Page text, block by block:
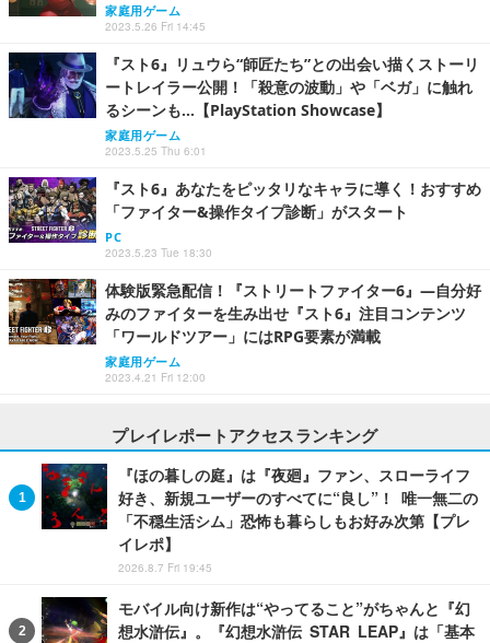
家庭用ゲーム
2023.5.26 Fri 14:45
『スト6』リュウら“師匠たち”との出会い描くストーリ
ートレイラー公開！「殺意の波動」や「ベガ」に触れ
るシーンも…【PlayStation Showcase】
家庭用ゲーム
2023.5.25 Thu 6:01
『スト6』あなたをピッタリなキャラに導く！おすすめ
「ファイター&操作タイプ診断」がスタート
PC
2023.5.23 Tue 18:30
体験版緊急配信！『ストリートファイター6』―自分好
みのファイターを生み出せ『スト6』注目コンテンツ
「ワールドツアー」にはRPG要素が満載
家庭用ゲーム
2023.4.21 Fri 12:00
プレイレポートアクセスランキング
『ほの暮しの庭』は『夜廻』ファン、スローライフ
好き、新規ユーザーのすべてに“良し”！ 唯一無二の
「不穏生活シム」恐怖も暮らしもお好み次第【プレ
イレポ】
2026.8.7 Fri 19:45
モバイル向け新作は“やってること”がちゃんと『幻
想水滸伝』。『幻想水滸伝 STAR LEAP』は「基本